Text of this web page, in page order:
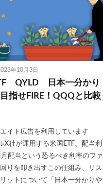
年10月3日
QYLD 日本一分かり
指せFIRE！QQQと比較
イト広告を利用しています
X社が運用する米国ETF。配当利
配当という恐るべき利率のファ
りを叩き出すこの仕組み、リス
ットについて「日本一分かりや